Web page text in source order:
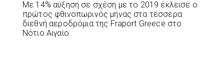
Με 14% αύξηση σε σχέση με το 2019 έκλεισε ο
πρώτος φθινοπωρινός μήνας στα τέσσερα
διεθνή αεροδρόμια της Fraport Greece στο
Νότιο Αιγαίο.